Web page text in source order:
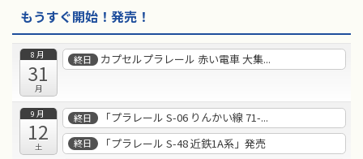
もうすぐ開始！発売！
8月
31
月
終日 カプセルプラレール 赤い電車 大集...
9月
12
土
終日 「プラレール S-06 りんかい線 71-...
終日 「プラレール S-48 近鉄1A系」発売